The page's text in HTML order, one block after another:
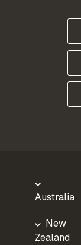
Australia
New
Zealand